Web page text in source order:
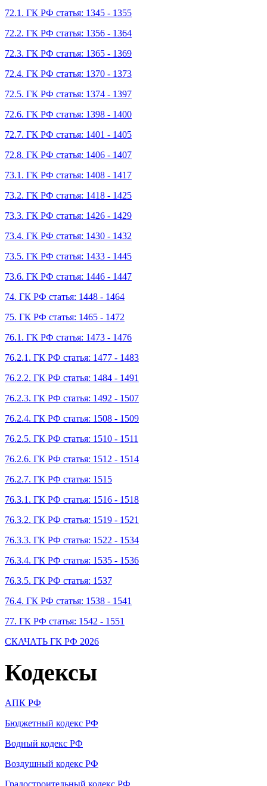
72.1. ГК РФ статья: 1345 - 1355
72.2. ГК РФ статья: 1356 - 1364
72.3. ГК РФ статья: 1365 - 1369
72.4. ГК РФ статья: 1370 - 1373
72.5. ГК РФ статья: 1374 - 1397
72.6. ГК РФ статья: 1398 - 1400
72.7. ГК РФ статья: 1401 - 1405
72.8. ГК РФ статья: 1406 - 1407
73.1. ГК РФ статья: 1408 - 1417
73.2. ГК РФ статья: 1418 - 1425
73.3. ГК РФ статья: 1426 - 1429
73.4. ГК РФ статья: 1430 - 1432
73.5. ГК РФ статья: 1433 - 1445
73.6. ГК РФ статья: 1446 - 1447
74. ГК РФ статья: 1448 - 1464
75. ГК РФ статья: 1465 - 1472
76.1. ГК РФ статья: 1473 - 1476
76.2.1. ГК РФ статья: 1477 - 1483
76.2.2. ГК РФ статья: 1484 - 1491
76.2.3. ГК РФ статья: 1492 - 1507
76.2.4. ГК РФ статья: 1508 - 1509
76.2.5. ГК РФ статья: 1510 - 1511
76.2.6. ГК РФ статья: 1512 - 1514
76.2.7. ГК РФ статья: 1515
76.3.1. ГК РФ статья: 1516 - 1518
76.3.2. ГК РФ статья: 1519 - 1521
76.3.3. ГК РФ статья: 1522 - 1534
76.3.4. ГК РФ статья: 1535 - 1536
76.3.5. ГК РФ статья: 1537
76.4. ГК РФ статья: 1538 - 1541
77. ГК РФ статья: 1542 - 1551
СКАЧАТЬ ГК РФ 2026
Кодексы
АПК РФ
Бюджетный кодекс РФ
Водный кодекс РФ
Воздушный кодекс РФ
Градостроительный кодекс РФ